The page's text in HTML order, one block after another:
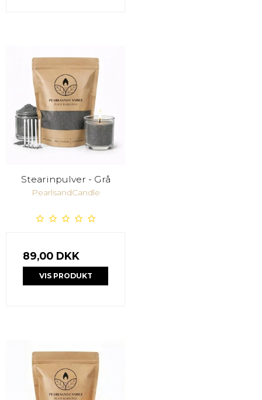
Stearinpulver - Grå
PearlsandCandle
89,00 DKK
VIS PRODUKT